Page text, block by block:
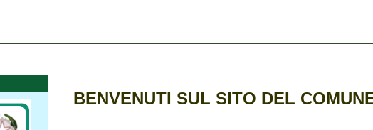
BENVENUTI SUL SITO DEL